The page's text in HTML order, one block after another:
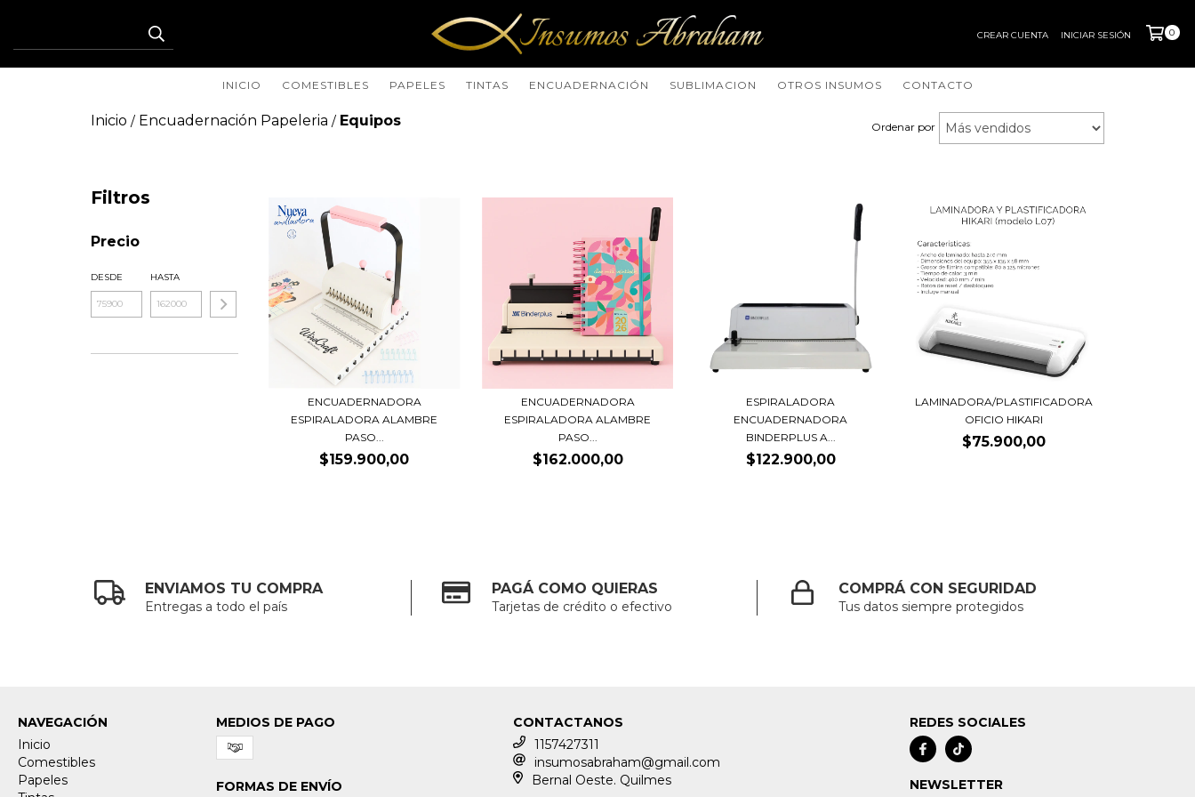
CREAR CUENTA INICIAR SESIÓN 0
INICIO COMESTIBLES PAPELES TINTAS ENCUADERNACIÓN SUBLIMACION OTROS INSUMOS CONTACTO
Inicio / Encuadernación Papeleria / Equipos Ordenar por
Filtros
Precio
DESDE HASTA
ENCUADERNADORA
ESPIRALADORA ALAMBRE
PASO...
$159.900,00
ENCUADERNADORA
ESPIRALADORA ALAMBRE
PASO...
$162.000,00
ESPIRALADORA
ENCUADERNADORA
BINDERPLUS A...
$122.900,00
LAMINADORA/PLASTIFICADORA
OFICIO HIKARI
$75.900,00
ENVIAMOS TU COMPRA
Entregas a todo el país
PAGÁ COMO QUIERAS
Tarjetas de crédito o efectivo
COMPRÁ CON SEGURIDAD
Tus datos siempre protegidos
NAVEGACIÓN
Inicio
Comestibles
Papeles
MEDIOS DE PAGO
FORMAS DE ENVÍO
CONTACTANOS
1157427311
insumosabraham@gmail.com
Bernal Oeste. Quilmes
REDES SOCIALES
NEWSLETTER